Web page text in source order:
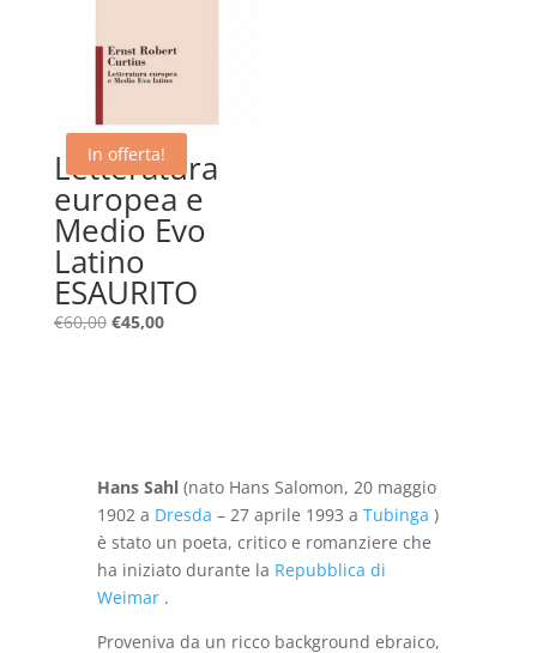
In offerta!
Letteratura
europea e
Medio Evo
Latino
ESAURITO
€60,00 Il
€45,00Il
Hans Sahl (nato Hans Salomon, 20 maggio
1902 a Dresda – 27 aprile 1993 a Tubinga )
è stato un poeta, critico e romanziere che
ha iniziato durante la Repubblica di
Weimar .
Proveniva da un ricco background ebraico,